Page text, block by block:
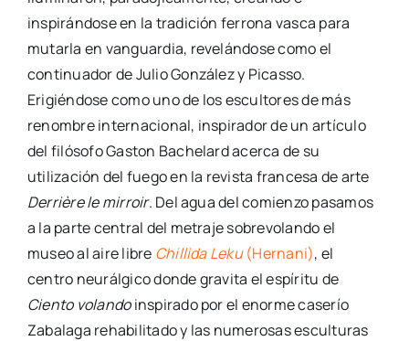
inspirándose en la tradición ferrona vasca para
mutarla en vanguardia, revelándose como el
continuador de Julio González y Picasso.
Erigiéndose como uno de los escultores de más
renombre internacional, inspirador de un artículo
del filósofo Gaston Bachelard acerca de su
utilización del fuego en la revista francesa de arte
Derrière le mirroir. Del agua del comienzo pasamos
a la parte central del metraje sobrevolando el
museo al aire libre Chillida Leku(Hernani), el
centro neurálgico donde gravita el espíritu de
Ciento volandoinspirado por el enorme caserío
Zabalaga rehabilitado y las numerosas esculturas